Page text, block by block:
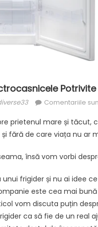
Potrivite
Comentariile
prietenul mare și tăcut,
fără de care viața nu ar
însă vom vorbi
frigider și nu ai idee
este cea mai
vom discuta puțin
ca să fie de un real